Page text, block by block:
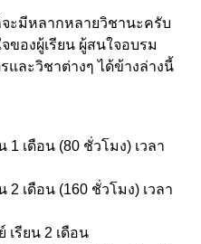
ะมีหลากหลายวิชานะครับ
องผู้เรียน ผู้สนใจอบรม
ละวิชาต่างๆ ได้ข้างล่างนี้
เดือน (80 ชั่วโมง) เวลา
เดือน (160 ชั่วโมง) เวลา
เรียน 2 เดือน